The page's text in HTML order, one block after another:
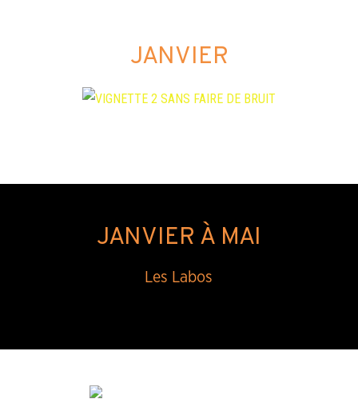
JANVIER
JANVIER À MAI
Les Labos